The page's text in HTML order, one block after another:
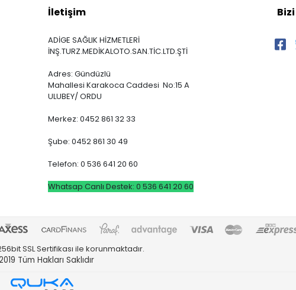
İletişim
ADİGE SAĞLIK HİZMETLERİ
İNŞ.TURZ.MEDİKALOTO.SAN.TİC.LTD.ŞTİ
Adres: Gündüzlü
Mahallesi Karakoca Caddesi No:15 A
ULUBEY/ ORDU
Merkez: 0452 861 32 33
Şube: 0452 861 30 49
Telefon: 0 536 641 20 60
Whatsap Canlı Destek: 0 536 641 20 60
SSL Sertifikası ile korunmaktadır.
Tüm Hakları Saklıdır